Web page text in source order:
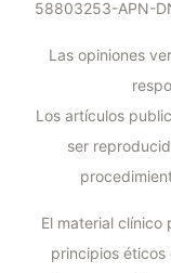
58803253-APN-
Las opiniones
Los artículos
ser
El material
principios